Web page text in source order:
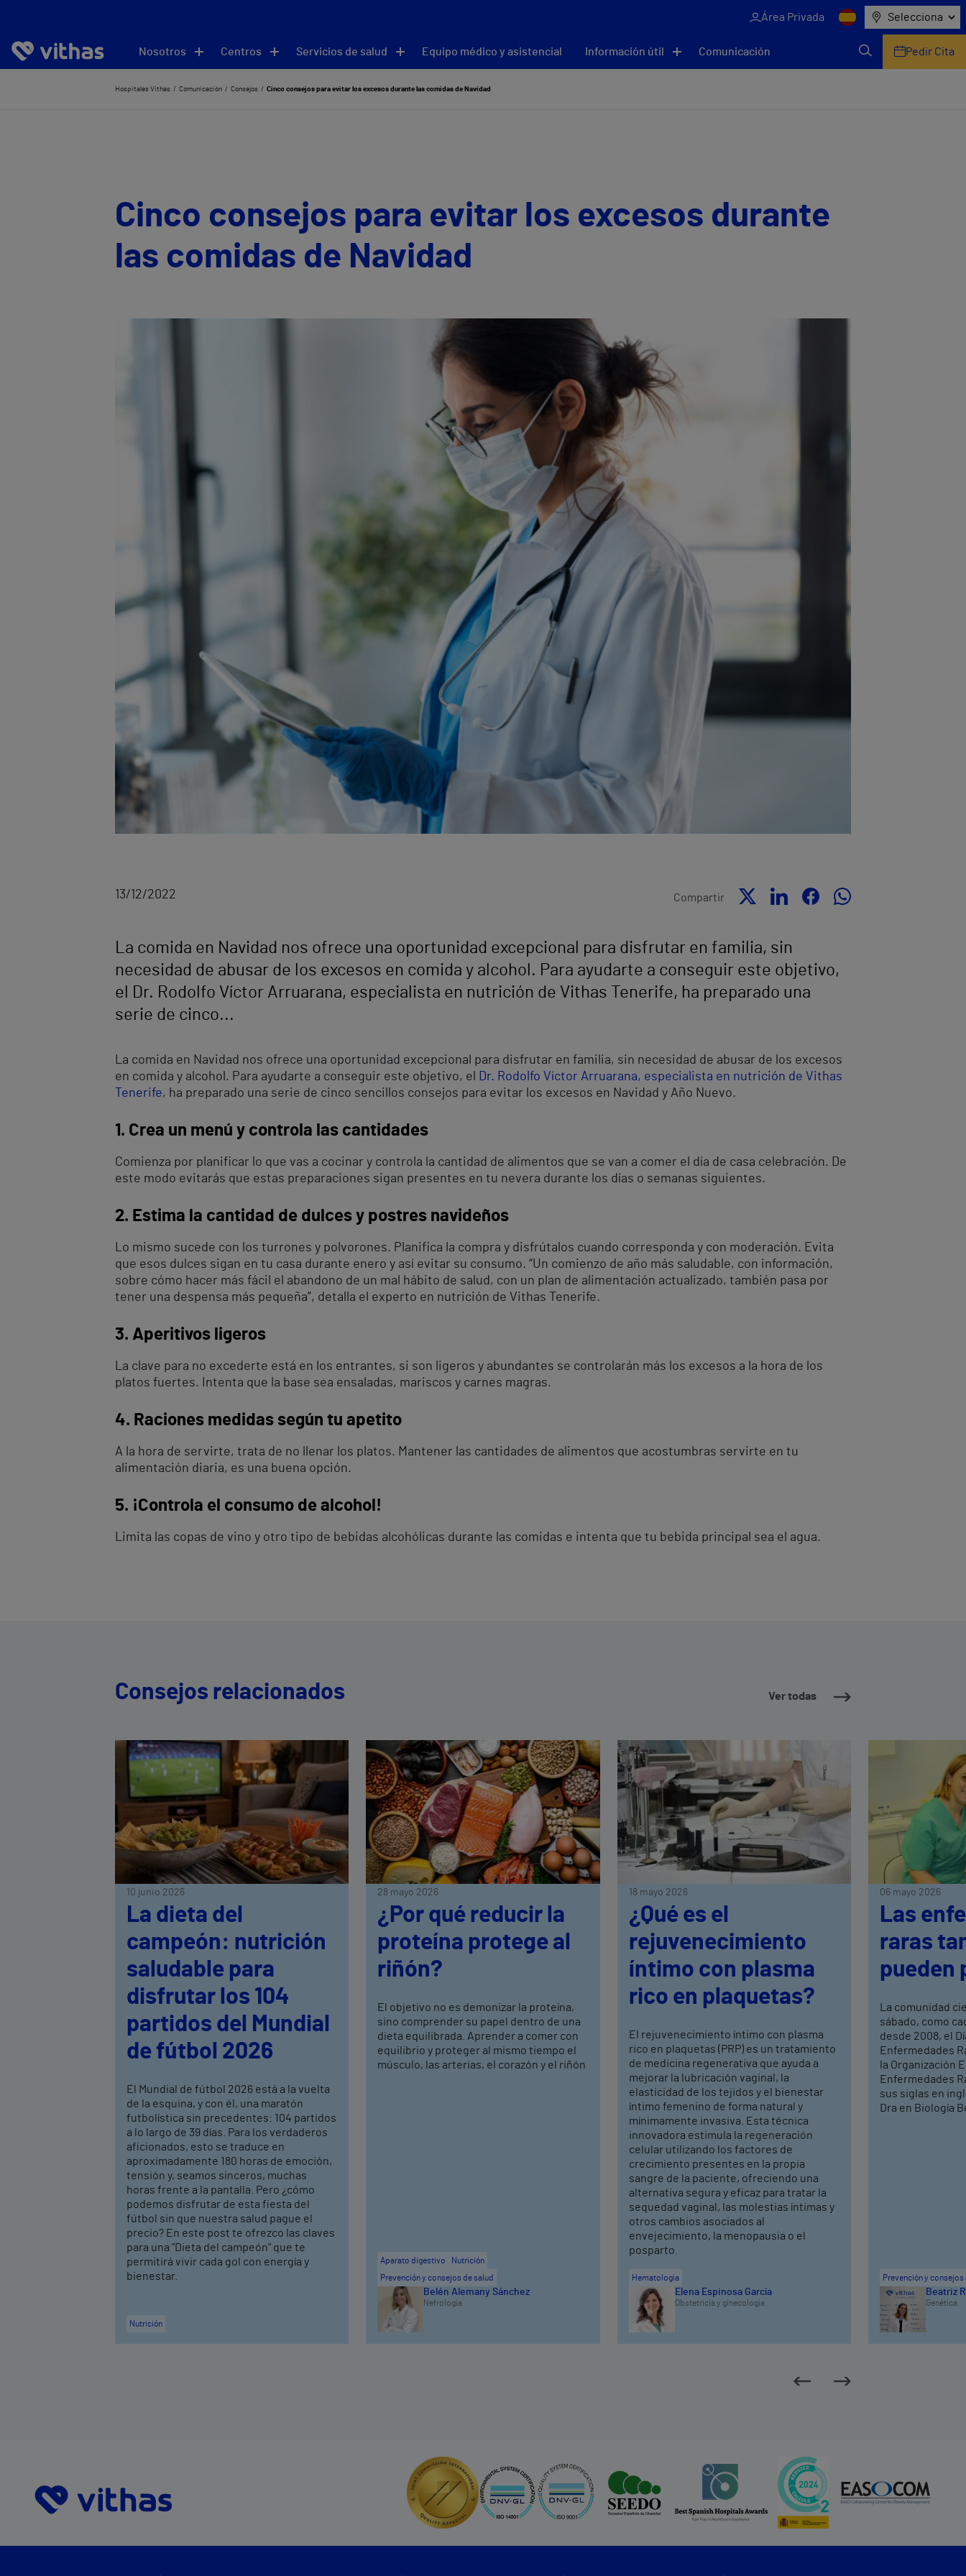
Área Privada Selecciona
Nosotros Centros Servicios de salud Equipo médico y asistencial Información útil Comunicación Pedir Cita
Hospitales Vithas Comunicación Consejos Cinco consejos para evitar los excesos durante las comidas de Navidad
Cinco consejos para evitar los excesos durante
las comidas de Navidad
13/12/2022 Compartir
La comida en Navidad nos ofrece una oportunidad excepcional para disfrutar en familia, sin
necesidad de abusar de los excesos en comida y alcohol. Para ayudarte a conseguir este objetivo,
el Dr. Rodolfo Víctor Arruarana, especialista en nutrición de Vithas Tenerife, ha preparado una
serie de cinco...
La comida en Navidad nos ofrece una oportunidad excepcional para disfrutar en familia, sin necesidad de abusar de los excesos
en comida y alcohol. Para ayudarte a conseguir este objetivo, el
Dr. Rodolfo Víctor Arruarana, especialista en nutrición de Vithas
Tenerife, ha preparado una serie de cinco sencillos consejos para evitar los excesos en Navidad y Año Nuevo.
1. Crea un menú y controla las cantidades
Comienza por planificar lo que vas a cocinar y controla la cantidad de alimentos que se van a comer el día de casa celebración. De
este modo evitarás que estas preparaciones sigan presentes en tu nevera durante los días o semanas siguientes.
2. Estima la cantidad de dulces y postres navideños
Lo mismo sucede con los turrones y polvorones. Planifica la compra y disfrútalos cuando corresponda y con moderación. Evita
que esos dulces sigan en tu casa durante enero y así evitar su consumo. “Un comienzo de año más saludable, con información,
sobre cómo hacer más fácil el abandono de un mal hábito de salud, con un plan de alimentación actualizado, también pasa por
tener una despensa más pequeña”, detalla el experto en nutrición de Vithas Tenerife.
3. Aperitivos ligeros
La clave para no excederte está en los entrantes, si son ligeros y abundantes se controlarán más los excesos a la hora de los
platos fuertes. Intenta que la base sea ensaladas, mariscos y carnes magras.
4. Raciones medidas según tu apetito
A la hora de servirte, trata de no llenar los platos. Mantener las cantidades de alimentos que acostumbras servirte en tu
alimentación diaria, es una buena opción.
5. ¡Controla el consumo de alcohol!
Limita las copas de vino y otro tipo de bebidas alcohólicas durante las comidas e intenta que tu bebida principal sea el agua.
Consejos relacionados Ver todas
10 junio 2026
La dieta del
campeón: nutrición
saludable para
disfrutar los 104
partidos del Mundial
de fútbol 2026
El Mundial de fútbol 2026 está a la vuelta
de la esquina, y con él, una maratón
futbolística sin precedentes: 104 partidos
a lo largo de 39 días. Para los verdaderos
aficionados, esto se traduce en
aproximadamente 180 horas de emoción,
tensión y, seamos sinceros, muchas
horas frente a la pantalla. Pero ¿cómo
podemos disfrutar de esta fiesta del
fútbol sin que nuestra salud pague el
precio? En este post te ofrezco las claves
para una "Dieta del campeón" que te
permitirá vivir cada gol con energía y
bienestar.
Nutrición
28 mayo 2026
¿Por qué reducir la
proteína protege al
riñón?
El objetivo no es demonizar la proteína,
sino comprender su papel dentro de una
dieta equilibrada. Aprender a comer con
equilibrio y proteger al mismo tiempo el
músculo, las arterias, el corazón y el riñón
Aparato digestivo
Nutrición
Prevención y consejos de salud
Belén Alemany Sánchez
Nefrología
18 mayo 2026
¿Qué es el
rejuvenecimiento
íntimo con plasma
rico en plaquetas?
El rejuvenecimiento íntimo con plasma
rico en plaquetas (PRP) es un tratamiento
de medicina regenerativa que ayuda a
mejorar la lubricación vaginal, la
elasticidad de los tejidos y el bienestar
íntimo femenino de forma natural y
mínimamente invasiva. Esta técnica
innovadora estimula la regeneración
celular utilizando los factores de
crecimiento presentes en la propia
sangre de la paciente, ofreciendo una
alternativa segura y eficaz para tratar la
sequedad vaginal, las molestias íntimas y
otros cambios asociados al
envejecimiento, la menopausia o el
posparto.
Hematología
Elena Espinosa García
Obstetricia y ginecología
06 mayo 2026
Las
raras
pueden
La comunidad
sábado, como
desde 2008, el
Enfermedades
la Organización
Enfermedades
sus siglas en
Dra en Biología
Prevención y consejos
Beatriz
Genética